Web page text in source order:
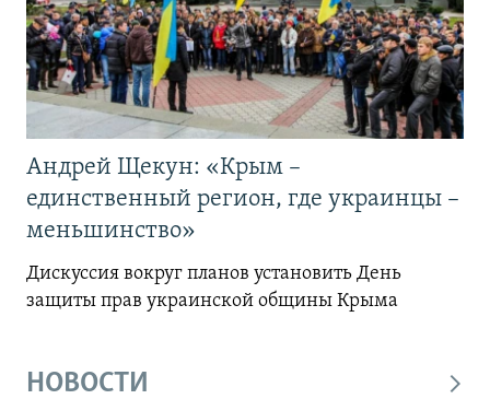
Андрей Щекун: «Крым –
единственный регион, где украинцы –
меньшинство»
Дискуссия вокруг планов установить День
защиты прав украинской общины Крыма
НОВОСТИ